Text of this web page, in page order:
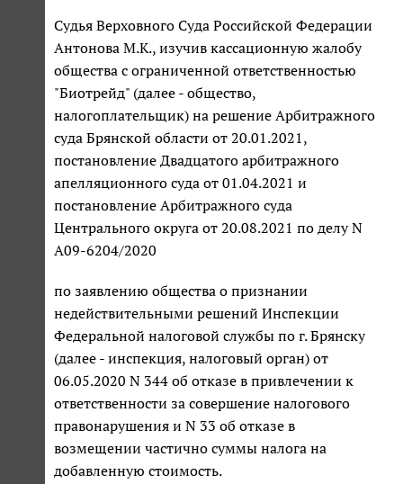
Судья Верховного Суда Российской Федерации
Антонова М.К., изучив кассационную жалобу
общества с ограниченной ответственностью
"Биотрейд" (далее - общество,
налогоплательщик) на решение Арбитражного
суда Брянской области от 20.01.2021,
постановление Двадцатого арбитражного
апелляционного суда от 01.04.2021 и
постановление Арбитражного суда
Центрального округа от 20.08.2021 по делу N
А09-6204/2020
по заявлению общества о признании
недействительными решений Инспекции
Федеральной налоговой службы по г. Брянску
(далее - инспекция, налоговый орган) от
06.05.2020 N 344 об отказе в привлечении к
ответственности за совершение налогового
правонарушения и N 33 об отказе в
возмещении частично суммы налога на
добавленную стоимость.